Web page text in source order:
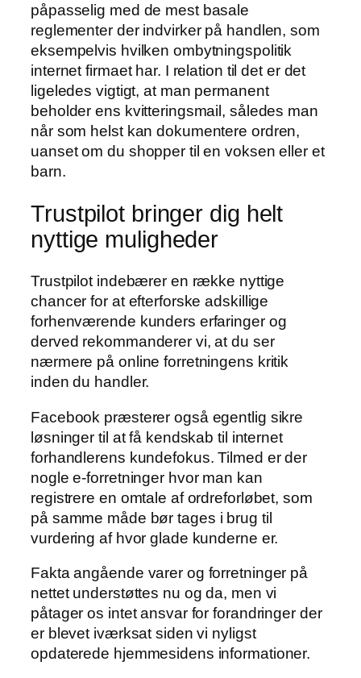
påpasselig med de mest basale
reglementer der indvirker på handlen, som
eksempelvis hvilken ombytningspolitik
internet firmaet har. I relation til det er det
ligeledes vigtigt, at man permanent
beholder ens kvitteringsmail, således man
når som helst kan dokumentere ordren,
uanset om du shopper til en voksen eller et
barn.
Trustpilot bringer dig helt
nyttige muligheder
Trustpilot indebærer en række nyttige
chancer for at efterforske adskillige
forhenværende kunders erfaringer og
derved rekommanderer vi, at du ser
nærmere på online forretningens kritik
inden du handler.
Facebook præsterer også egentlig sikre
løsninger til at få kendskab til internet
forhandlerens kundefokus. Tilmed er der
nogle e-forretninger hvor man kan
registrere en omtale af ordreforløbet, som
på samme måde bør tages i brug til
vurdering af hvor glade kunderne er.
Fakta angående varer og forretninger på
nettet understøttes nu og da, men vi
påtager os intet ansvar for forandringer der
er blevet iværksat siden vi nyligst
opdaterede hjemmesidens informationer.